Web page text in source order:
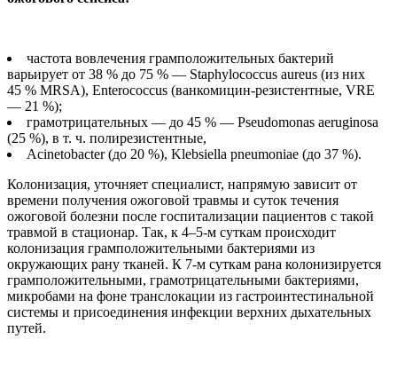
частота вовлечения грамположительных бактерий
варьирует от 38 % до 75 % — Staphylococcus aureus (из них
45 % MRSA), Enterococcus (ванкомицин-резистентные, VRE
— 21 %);
грамотрицательных — до 45 % — Pseudomonas aeruginosa
(25 %), в т. ч. полирезистентные,
Acinetobacter (до 20 %), Klebsiella pneumoniae (до 37 %).
Колонизация, уточняет специалист, напрямую зависит от
времени получения ожоговой травмы и суток течения
ожоговой болезни после госпитализации пациентов с такой
травмой в стационар. Так, к 4–5-м суткам происходит
колонизация грамположительными бактериями из
окружающих рану тканей. К 7-м суткам рана колонизируется
грамположительными, грамотрицательными бактериями,
микробами на фоне транслокации из гастроинтестинальной
системы и присоединения инфекции верхних дыхательных
путей.